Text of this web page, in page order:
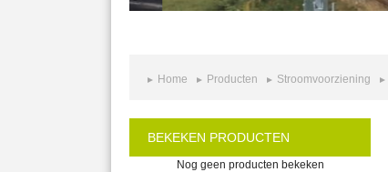
Home Producten Stroomvoorziening
BEKEKEN PRODUCTEN
Nog geen producten bekeken